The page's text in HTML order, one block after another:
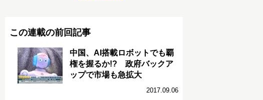
この連載の前回記事
中国、AI搭載ロボットでも覇
権を握るか!? 政府バックア
ップで市場も急拡大
2017.09.06